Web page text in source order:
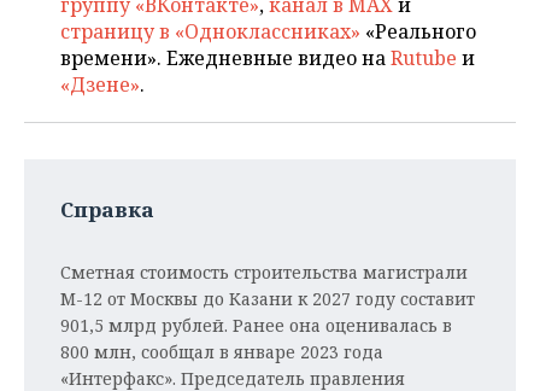
страницу в «Одноклассниках» «Реального
времени». Ежедневные видео наRutube и
«Дзене».
Справка
Сметная стоимость строительства магистрали
М-12 от Москвы до Казани к 2027 году составит
901,5 млрд рублей. Ранее она оценивалась в
800 млн, сообщал в январе 2023 года
«Интерфакс». Председатель правления